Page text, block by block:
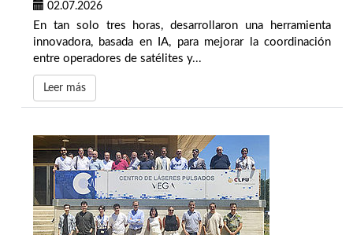
02.07.2026
En tan solo tres horas, desarrollaron una herramienta
innovadora, basada en IA, para mejorar la coordinación
entre operadores de satélites y...
Leer más